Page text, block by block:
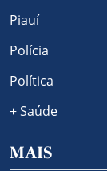
Piauí
Polícia
Política
+ Saúde
MAIS